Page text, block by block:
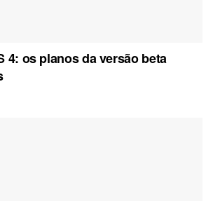
4: os planos da versão beta